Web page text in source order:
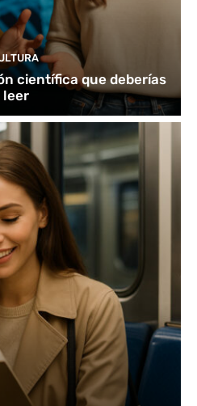
científica que deberías
leer